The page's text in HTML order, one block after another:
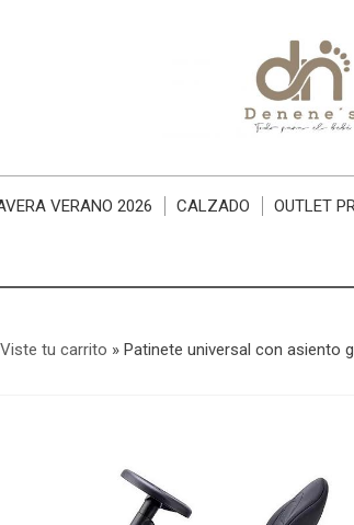
VERANO 2026 CALZADO OUTLET
Viste tu carrito » Patinete universal con asiento